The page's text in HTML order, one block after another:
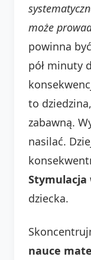
może
powinna
pół minuty
to
zabawną.
nasilać.
Stymulacja
dziecka.
nauce